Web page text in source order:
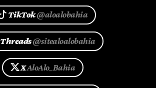
TikTok@aloalobahia
Threads@sitealoalobahia
XAloAlo_Bahia